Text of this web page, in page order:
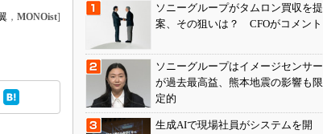
， MONOist]
ソニーグループがタムロン買収を提
案、その狙いは？ CFOがコメント
ソニーグループはイメージセンサー
が過去最高益、熊本地震の影響も限
定的
生成AIで現場社員がシステムを開